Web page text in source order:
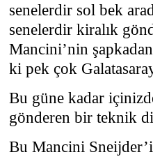
senelerdir sol bek
senelerdir kiralık
Mancini’nin
ki pek çok
Bu güne kadar
gönderen bir teknik
Bu Mancini